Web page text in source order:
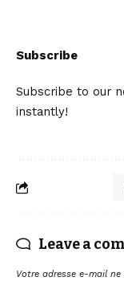
Subscribe
Subscribe to our
instantly!
Leave a
Votre adresse e-mail ne